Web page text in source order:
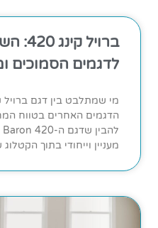
ברויל
לדגמים הסמוכים
הדגמים האחרים בטווח
מעניין וייחודי בתוך